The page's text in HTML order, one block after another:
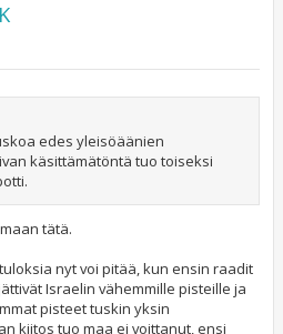
edes yleisöäänien
käsittämätöntä tuo toiseksi
tätä.
nyt voi pitää, kun ensin raadit
Israelin vähemmille pisteille ja
pisteet tuskin yksin
kiitos tuo maa ei voittanut, ensi